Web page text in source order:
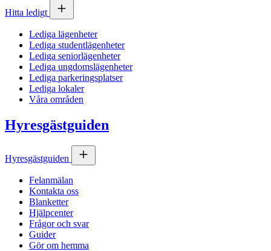
Hitta ledigt
Lediga lägenheter
Lediga studentlägenheter
Lediga seniorlägenheter
Lediga ungdomslägenheter
Lediga parkeringsplatser
Lediga lokaler
Våra områden
Hyresgästguiden
Hyresgästguiden
Felanmälan
Kontakta oss
Blanketter
Hjälpcenter
Frågor och svar
Guider
Gör om hemma